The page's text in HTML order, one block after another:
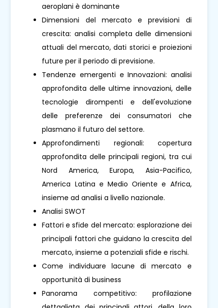
aeroplani è dominante
Dimensioni del mercato e previsioni di
crescita: analisi completa delle dimensioni
attuali del mercato, dati storici e proiezioni
future per il periodo di previsione.
Tendenze emergenti e Innovazioni: analisi
approfondita delle ultime innovazioni, delle
tecnologie dirompenti e dell'evoluzione
delle preferenze dei consumatori che
plasmano il futuro del settore.
Approfondimenti regionali: copertura
approfondita delle principali regioni, tra cui
Nord America, Europa, Asia-Pacifico,
America Latina e Medio Oriente e Africa,
insieme ad analisi a livello nazionale.
Analisi SWOT
Fattori e sfide del mercato: esplorazione dei
principali fattori che guidano la crescita del
mercato, insieme a potenziali sfide e rischi.
Come individuare lacune di mercato e
opportunità di business
Panorama competitivo: profilazione